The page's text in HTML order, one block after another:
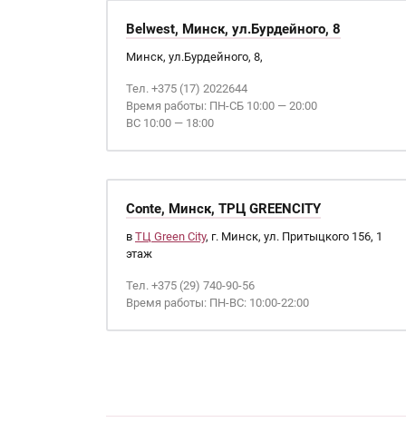
Belwest, Минск, ул.Бурдейного, 8
Минск, ул.Бурдейного, 8,
Тел. +375 (17) 2022644
Время работы: ПН-СБ 10:00 — 20:00
ВС 10:00 — 18:00
Conte, Минск, ТРЦ GREENCITY
в ТЦ Green City, г. Минск, ул. Притыцкого 156, 1
этаж
Тел. +375 (29) 740-90-56
Время работы: ПН-ВС: 10:00-22:00